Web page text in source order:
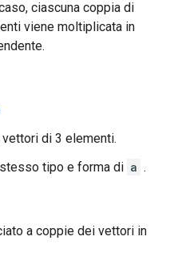
ciascuna coppia di
viene moltiplicata in
di 3 elementi.
tipo e forma di a .
a coppie dei vettori in